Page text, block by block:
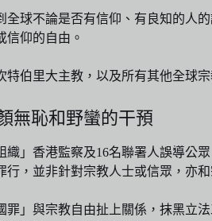
球不論是否有信仰、有良知的
信仰的自由。
伯里大主教，以及所有其他全球宗
無恥和野蠻的干預
」香港監察及16名聯署人誤導
，並非針對宗教人士或信眾，亦
」與宗教自由扯上關係，抹黑